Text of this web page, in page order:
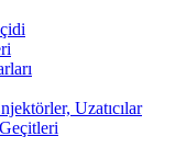
Uzatıcılar